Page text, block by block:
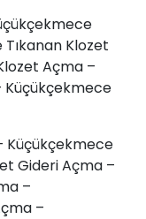
Tıkanan Klozet
Açma –
Küçükçekmece
Küçükçekmece
Gideri Açma –
–
–